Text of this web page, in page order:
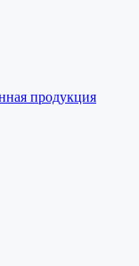
продукция